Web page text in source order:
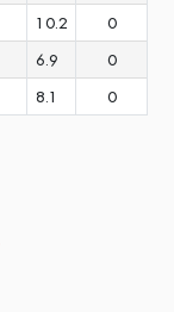
10.2
0
6.9
0
8.1 0